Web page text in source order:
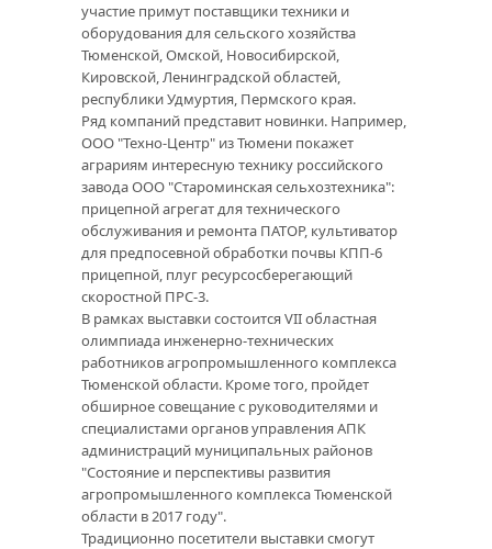
участие примут поставщики техники и
оборудования для сельского хозяйства
Тюменской, Омской, Новосибирской,
Кировской, Ленинградской областей,
республики Удмуртия, Пермского края.
Ряд компаний представит новинки. Например,
ООО "Техно-Центр" из Тюмени покажет
аграриям интересную технику российского
завода ООО "Староминская сельхозтехника":
прицепной агрегат для технического
обслуживания и ремонта ПАТОР, культиватор
для предпосевной обработки почвы КПП-6
прицепной, плуг ресурсосберегающий
скоростной ПРС-3.
В рамках выставки состоится VII областная
олимпиада инженерно-технических
работников агропромышленного комплекса
Тюменской области. Кроме того, пройдет
обширное совещание с руководителями и
специалистами органов управления АПК
администраций муниципальных районов
"Состояние и перспективы развития
агропромышленного комплекса Тюменской
области в 2017 году".
Традиционно посетители выставки смогут